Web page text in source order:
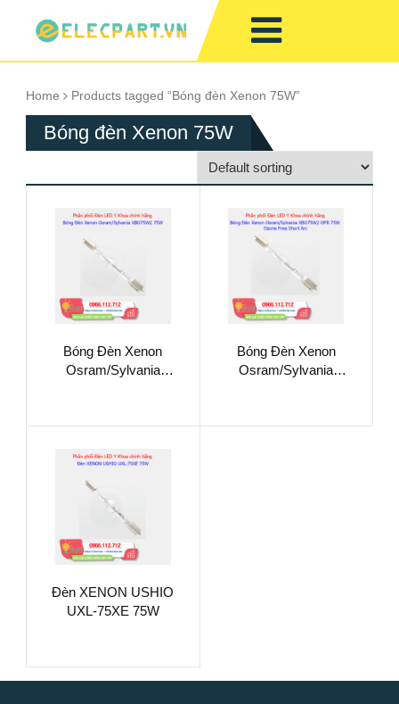
Home Products tagged “Bóng đèn Xenon 75W”
Bóng đèn Xenon 75W
Bóng Đèn Xenon
Osram/Sylvania
Bóng Đèn Xenon
Osram/Sylvania
Đèn XENON USHIO
UXL-75XE 75W